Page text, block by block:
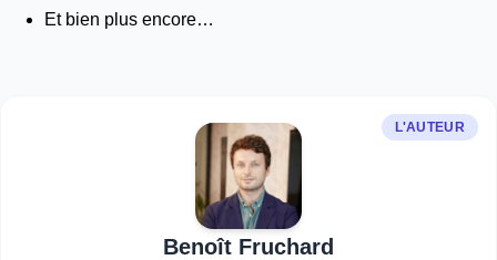
Et bien plus encore…
L'AUTEUR
Benoît Fruchard